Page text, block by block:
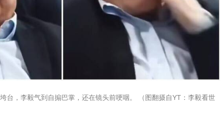
台，李毅气到自搧巴掌，还在镜头前哽咽。 （图翻摄自YT：李毅看世